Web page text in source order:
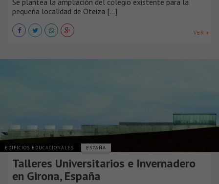
pequeña localidad de Oteiza [...]
VER +
EDIFICIOS EDUCACIONALES ESPAÑA
Talleres Universitarios e Invernadero
en Girona, España